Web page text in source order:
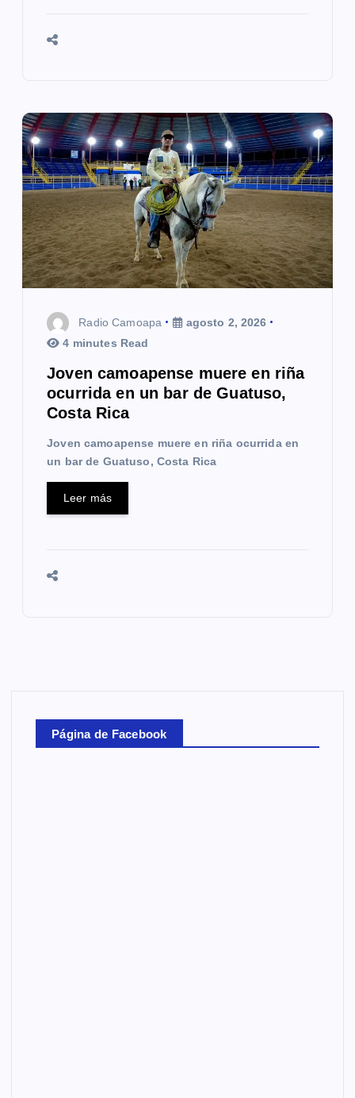
Radio Camoapa
agosto 2, 2026
4 minutes Read
Joven camoapense muere en riña
ocurrida en un bar de Guatuso,
Costa Rica
Joven camoapense muere en riña ocurrida en
un bar de Guatuso, Costa Rica
Leer más
Página de Facebook